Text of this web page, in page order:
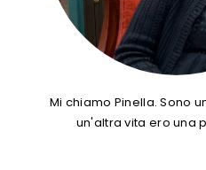
Mi chiamo Pinella. Sono
un'altra vita ero una